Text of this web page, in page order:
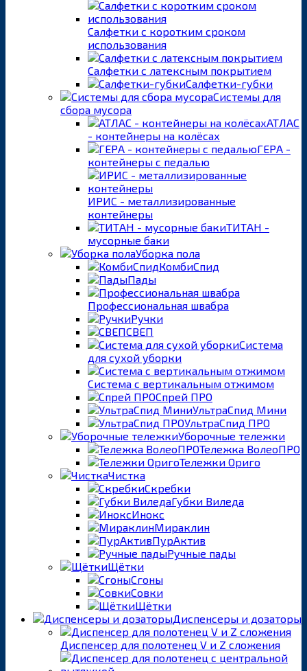
Салфетки с коротким сроком
использования
Салфетки с латексным покрытием
Салфетки-губки
Системы для
сбора мусора
АТЛАС
- контейнеры на колёсах
ГЕРА -
контейнеры с педалью
ИРИС - металлизированные
контейнеры
ТИТАН -
мусорные баки
Уборка пола
КомбиСпид
Пады
Профессиональная швабра
Ручки
СВЕП
Система
для сухой уборки
Система с вертикальным отжимом
Спрей ПРО
УльтраСпид Мини
УльтраСпид ПРО
Уборочные тележки
Тележка ВолеоПРО
Тележки Ориго
Чистка
Скребки
Губки Виледа
Инокс
Мираклин
ПурАктив
Ручные пады
Щётки
Сгоны
Совки
Щётки
Диспенсеры и дозаторы
Диспенсер для полотенец V и Z сложения